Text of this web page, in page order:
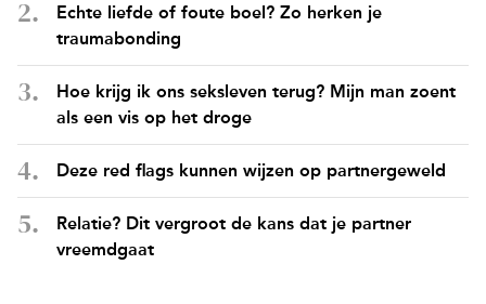
Echte liefde of foute boel? Zo herken je
traumabonding
Hoe krijg ik ons seksleven terug? Mijn man zoent
als een vis op het droge
Deze red flags kunnen wijzen op partnergeweld
Relatie? Dit vergroot de kans dat je partner
vreemdgaat